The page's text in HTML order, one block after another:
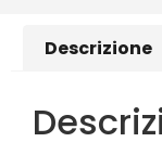
Descrizione